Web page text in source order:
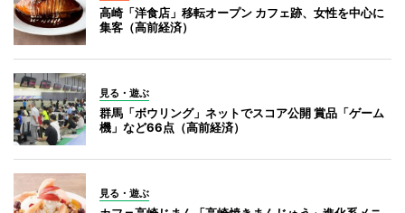
高崎「洋食店」移転オープン カフェ跡、女性を中心に
集客（高前経済）
見る・遊ぶ
群馬「ボウリング」ネットでスコア公開 賞品「ゲーム
機」など66点（高前経済）
見る・遊ぶ